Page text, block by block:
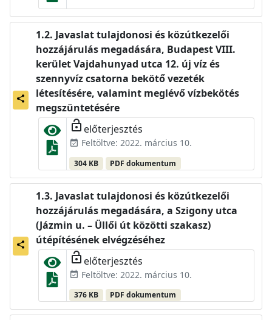
share
Javaslat tulajdonosi és közútkezelői
hozzájárulás megadására, Budapest VIII.
kerület Vajdahunyad utca 12. új víz és
szennyvíz csatorna bekötő vezeték
létesítésére, valamint meglévő vízbekötés
megszüntetésére
lock_open előterjesztés
event_available Feltöltve: 2022. március 10.
304 KB PDF dokumentum
share
Javaslat tulajdonosi és közútkezelői
hozzájárulás megadására, a Szigony utca
(Jázmin u. – Üllői út közötti szakasz)
útépítésének elvégzéséhez
lock_open előterjesztés
event_available Feltöltve: 2022. március 10.
376 KB PDF dokumentum